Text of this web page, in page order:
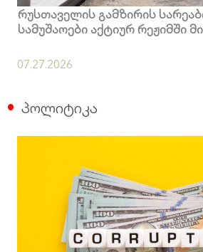
რუსთაველის გამზირის
სამუშაოები აქტიურ რეჟიმში
07.27.2026
პოლიტიკა